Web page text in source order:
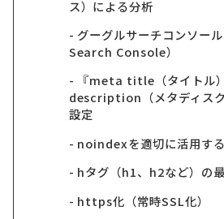
ス）による分析
グーグルサーチコンソー
Search Console）
『meta title（タイトル
description（メタディス
設定
noindexを適切に活用する
hタグ（h1、h2など）の
https化（常時SSL化）